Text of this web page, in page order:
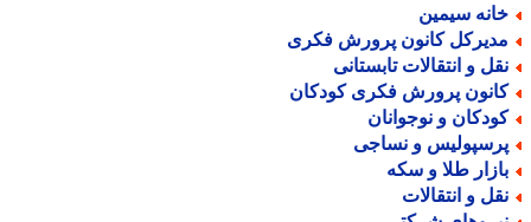
سیمین
کانون پرورش فکری
و انتقالات تابستانی
پرورش فکری کودکان
و نوجوانان
و نساجی
طلا و سکه
و انتقالات